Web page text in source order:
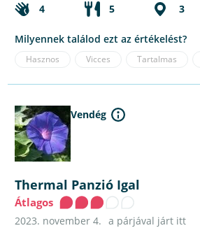
4
5 3
Milyennek találod ezt az értékelést?
Hasznos Vicces Tartalmas
Vendég
Thermal Panzió Igal
Átlagos
2023. november 4. a párjával járt itt